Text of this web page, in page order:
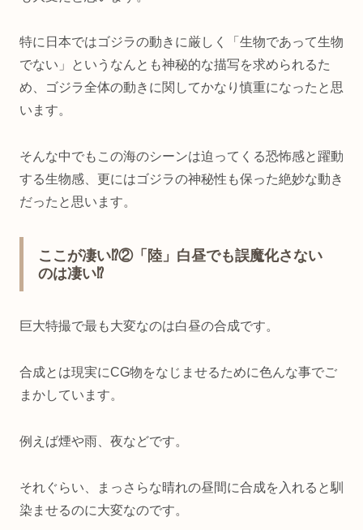
特に日本ではゴジラの動きに厳しく「生物であって生物
でない」というなんとも神秘的な描写を求められるた
め、ゴジラ全体の動きに関してかなり慎重になったと思
います。
そんな中でもこの海のシーンは迫ってくる恐怖感と躍動
する生物感、更にはゴジラの神秘性も保った絶妙な動き
だったと思います。
ここが凄い⁉②「陸」白昼でも誤魔化さない
のは凄い⁉
巨大特撮で最も大変なのは白昼の合成です。
合成とは現実にCG物をなじませるために色んな事でご
まかしています。
例えば煙や雨、夜などです。
それぐらい、まっさらな晴れの昼間に合成を入れると馴
染ませるのに大変なのです。